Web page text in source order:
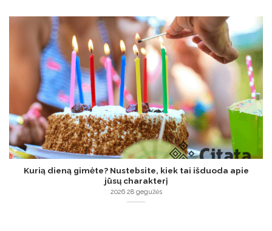
Kurią dieną gimėte? Nustebsite, kiek tai išduoda apie
jūsų charakterį
2026 28 gegužės